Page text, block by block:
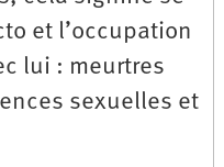
et l’occupation
lui : meurtres
sexuelles et